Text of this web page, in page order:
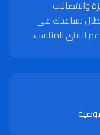
والاتصالات
تساعدك على
الفني المناسب.